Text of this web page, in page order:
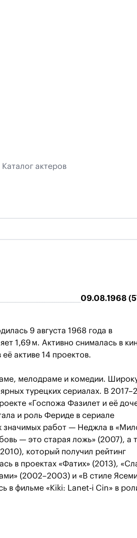
Каталог актеров
09.08.1968
9 августа 1968 года в
1,69 м. Активно снималась в
активе 14 проектов.
мелодраме и комедии.
турецких сериалах. В
«Госпожа Фазилет и её
и роль Фериде в сериале
значимых работ — Неджла в
— это старая ложь» (2007), а
который получил рейтинг
в проектах «Фатих» (2013),
(2002–2003) и «В стиле
в фильме «Kiki: Lanet‑i Cin» в